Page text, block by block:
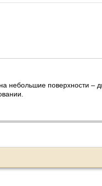
небольшие поверхности –